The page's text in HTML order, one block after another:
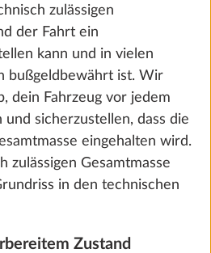
zulässigen
der Fahrt ein
kann und in vielen
bußgeldbewährt ist. Wir
dein Fahrzeug vor jedem
sicherzustellen, dass die
eingehalten wird.
zulässigen Gesamtmasse
in den technischen
Zustand